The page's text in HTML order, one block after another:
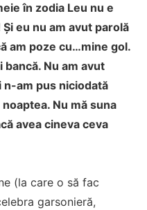
în zodia Leu nu e
eu nu am avut parolă
am poze cu…mine gol.
bancă. Nu am avut
n-am pus niciodată
Nu mă suna
avea cineva ceva
(la care o să fac
garsonieră,